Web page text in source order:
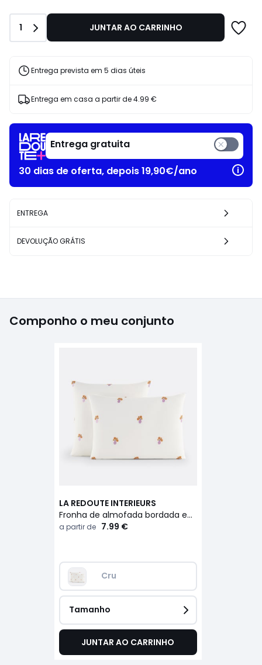
vez
de
aplicado.
Condições
e
Quantidade
1 JUNTAR AO CARRINHO
Entrega prevista em 5 dias úteis
Entrega em casa a partir de4.99 €
Entrega gratuita
30 dias de oferta, depois 19,90€/ano
ENTREGA
DEVOLUÇÃO GRÁTIS
Componho o meu conjunto
LA REDOUTE INTERIEURS
Fronha de almofada bordada em algodão vintage, Ariette
a partir de 7.99 €
Cru
Tamanho
JUNTAR AO CARRINHO